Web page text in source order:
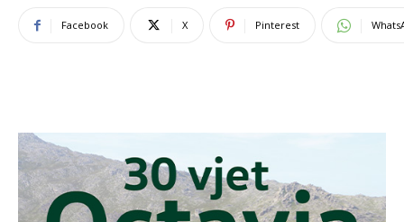
Facebook X Pinterest